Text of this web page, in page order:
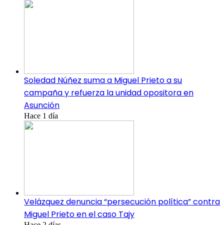
Soledad Núñez suma a Miguel Prieto a su
campaña y refuerza la unidad opositora en
Asunción
Hace 1 día
Velázquez denuncia “persecución política” contra
Miguel Prieto en el caso Tajy